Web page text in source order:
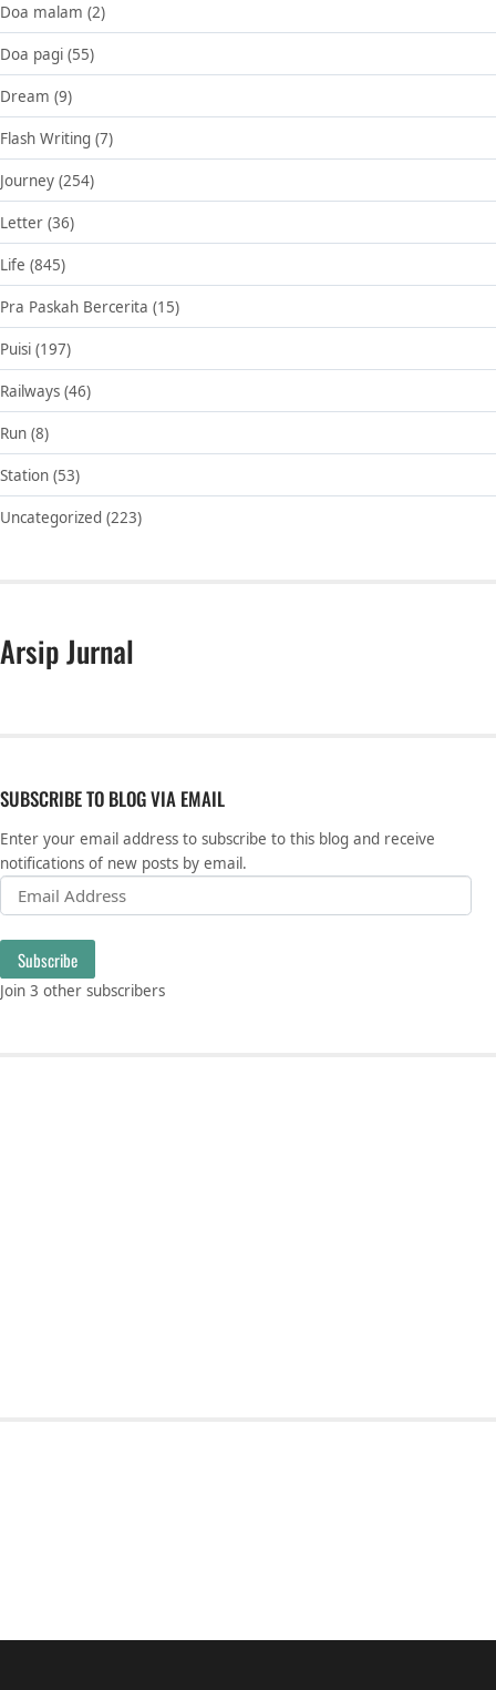
Doa malam (2)
Doa pagi (55)
Dream (9)
Flash Writing (7)
Journey (254)
Letter (36)
Life (845)
Pra Paskah Bercerita (15)
Puisi (197)
Railways (46)
Run (8)
Station (53)
Uncategorized (223)
Arsip Jurnal
SUBSCRIBE TO BLOG VIA EMAIL
Enter your email address to subscribe to this blog and receive
notifications of new posts by email.
Email Address
Subscribe
Join 3 other subscribers